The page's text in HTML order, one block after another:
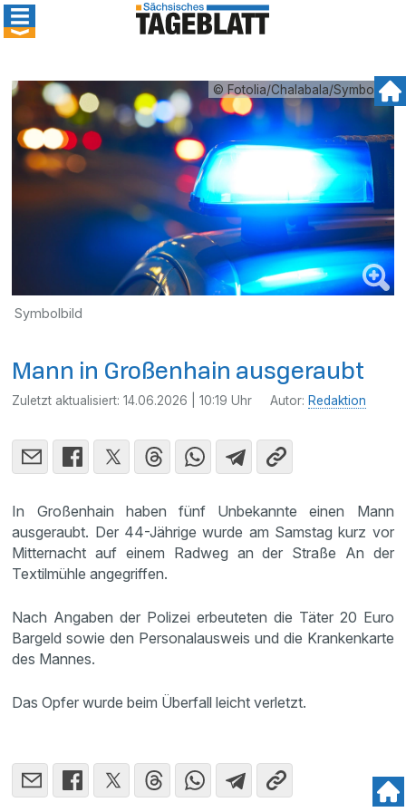
© Fotolia/Chalabala/Symbolbil
Symbolbild
Mann in Großenhain ausgeraubt
Zuletzt aktualisiert:14.06.2026 | 10:19 Uhr Autor: Redaktion
In Großenhain haben fünf Unbekannte einen Mann
ausgeraubt. Der 44-Jährige wurde am Samstag kurz vor
Mitternacht auf einem Radweg an der Straße An der
Textilmühle angegriffen.
Nach Angaben der Polizei erbeuteten die Täter 20 Euro
Bargeld sowie den Personalausweis und die Krankenkarte
des Mannes.
Das Opfer wurde beim Überfall leicht verletzt.